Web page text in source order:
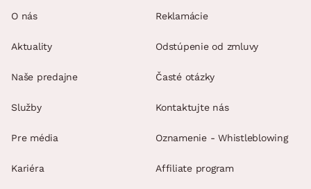
O nás
Aktuality
Naše predajne
Služby
Pre média
Kariéra
Reklamácie
Odstúpenie od zmluvy
Časté otázky
Kontaktujte nás
Oznamenie - Whistleblowing
Affiliate program